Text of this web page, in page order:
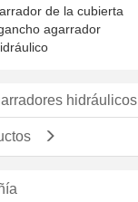
de la cubierta
agarrador
hidráulicos